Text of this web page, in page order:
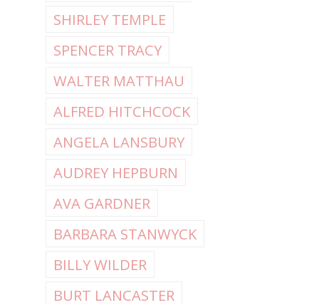
SHIRLEY TEMPLE
SPENCER TRACY
WALTER MATTHAU
ALFRED HITCHCOCK
ANGELA LANSBURY
AUDREY HEPBURN
AVA GARDNER
BARBARA STANWYCK
BILLY WILDER
BURT LANCASTER